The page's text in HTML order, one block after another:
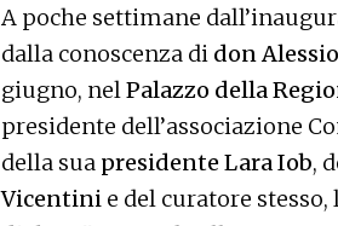
A poche settimane
dalla conoscenza di don
giugno, nelPalazzo della
presidente dell’associazione
della sua presidente Lara Iob,
Vicentini e del curatore stesso,